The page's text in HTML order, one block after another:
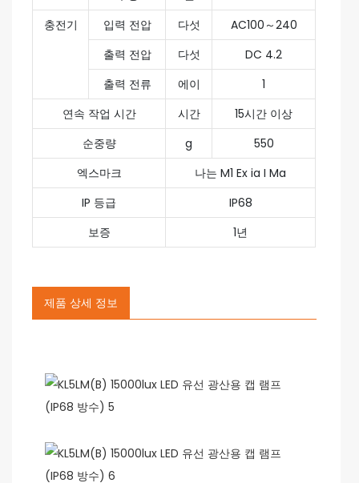
충전기
입력 전압 다섯
AC100～240
출력 전압
다섯
DC 4.2
출력 전류
에이
1
연속 작업 시간
시간
15시간 이상
순중량
g
550
엑스마크
나는 M1 Ex ia I Ma
IP 등급
IP68
보증
1년
제품 상세 정보